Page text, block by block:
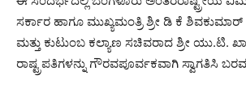
ಸರ್ಕಾರ ಹಾಗೂ ಮುಖ್ಯಮಂತ್ರಿ ಶ್ರೀ ಡಿ ಕೆ
ಮತ್ತು ಕುಟುಂಬ ಕಲ್ಯಾಣ ಸಚಿವರಾದ ಶ್ರೀ ಯು.ಟಿ.
ರಾಷ್ಟ್ರಪತಿಗಳನ್ನು ಗೌರವಪೂರ್ವಕವಾಗಿ ಸ್ವಾಗತಿಸಿ